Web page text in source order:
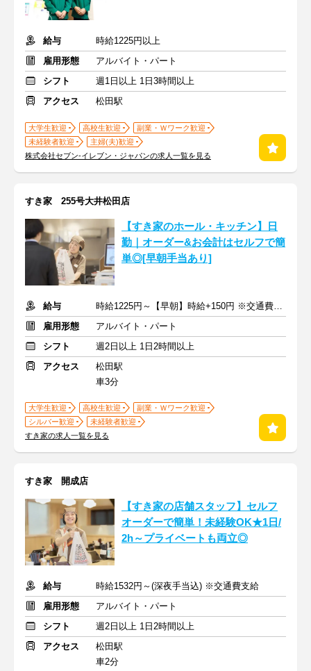
給与
時給1225円以上
雇用形態
アルバイト・パート
シフト
週1日以上 1日3時間以上
アクセス
松田駅
大学生歓迎 高校生歓迎
副業・Ｗワーク歓迎
未経験者歓迎
主婦(夫)歓迎
株式会社セブン-イレブン・ジャパンの求人一覧を見る
すき家 255号大井松田店
【すき家のホール・キッチン】日
勤｜オーダー&お会計はセルフで簡
単◎[早朝手当あり]
給与
時給1225円～【早朝】時給+150円 ※交通費支給
雇用形態
アルバイト・パート
シフト
週2日以上 1日2時間以上
アクセス
松田駅
車3分
大学生歓迎 高校生歓迎
副業・Ｗワーク歓迎
シルバー歓迎
未経験者歓迎
すき家の求人一覧を見る
すき家 開成店
【すき家の店舗スタッフ】セルフ
オーダーで簡単！未経験OK★1日/
2h～プライベートも両立◎
給与
時給1532円～(深夜手当込) ※交通費支給
雇用形態
アルバイト・パート
シフト
週2日以上 1日2時間以上
アクセス
松田駅
車2分